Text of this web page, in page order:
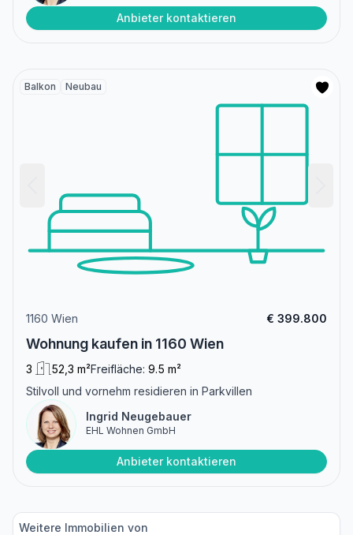
Anbieter kontaktieren
Balkon Neubau
1160 Wien € 399.800
Wohnung kaufen in 1160 Wien
3 52,3 m²Freifläche: 9.5 m²
Stilvoll und vornehm residieren in Parkvillen
Ingrid Neugebauer
EHL Wohnen GmbH
Anbieter kontaktieren
Weitere Immobilien von